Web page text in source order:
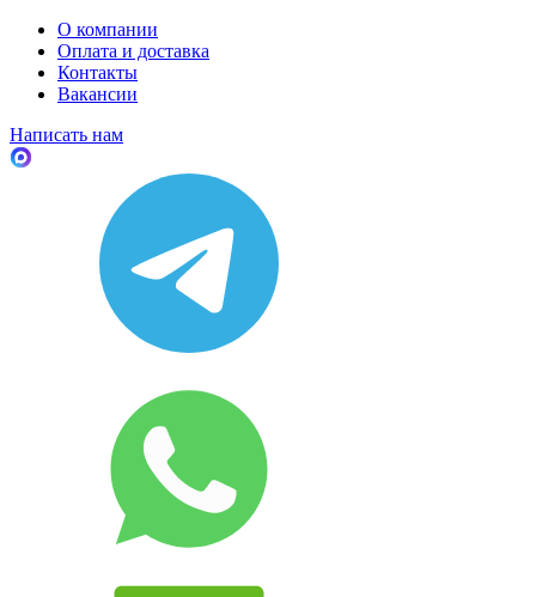
О компании
Оплата и доставка
Контакты
Вакансии
Написать нам